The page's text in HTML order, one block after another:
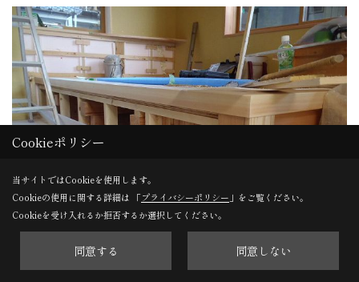
Cookieポリシー
当サイトではCookieを使用します。
Cookieの使用に関する詳細は 「プライバシーポリシー 」をご覧ください。
Cookieを受け入れるか拒否するか選択してください。
同意する 同意しない